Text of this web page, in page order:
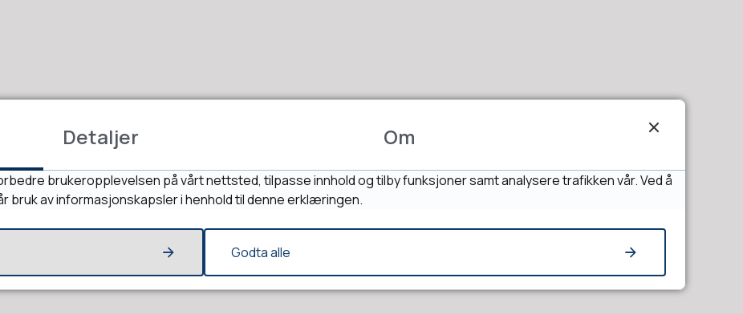
Detaljer Om
brukeropplevelsen på vårt nettsted, tilpasse innhold og tilby funksjoner samt analysere trafikken vår. Ved å
av informasjonskapsler i henhold til denne erklæringen.
Godta alle